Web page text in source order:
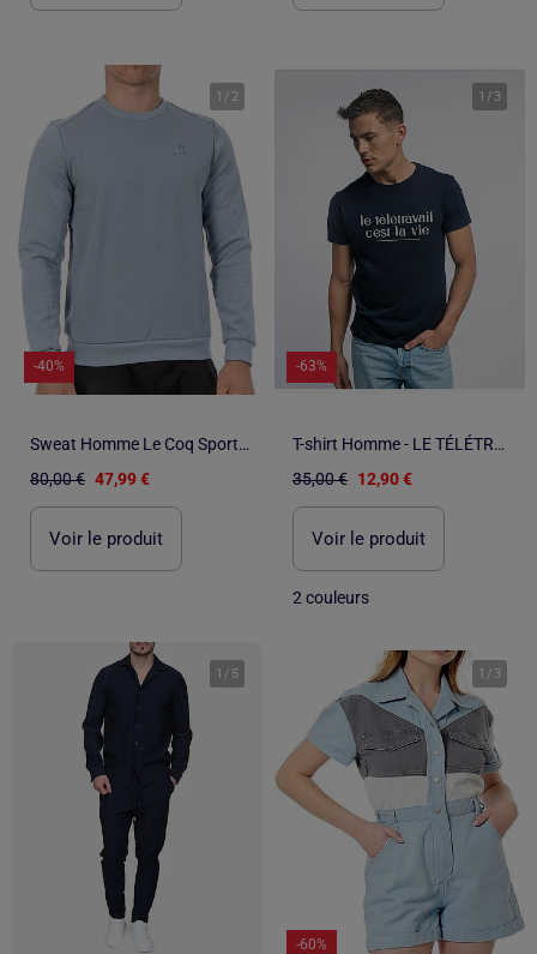
1 / 2
-40%
Sweat Homme Le Coq Sportif Denim
80,00 € 47,99 €
Voir le produit
1 / 3
-63%
T-shirt Homme - LE TÉLÉTRAVAIL C'EST LA VIE
35,00 € 12,90 €
Voir le produit
2 couleurs
1 / 5 1 / 3
-60%